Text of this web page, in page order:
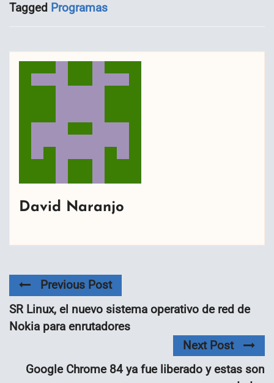
Tagged Programas
David Naranjo
Previous Post
SR Linux, el nuevo sistema operativo de red de
Nokia para enrutadores
Next Post
Google Chrome 84 ya fue liberado y estas son